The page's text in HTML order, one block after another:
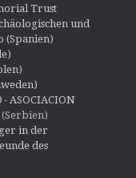
Trust
und
(Spanien)
- ASOCIACION
(Serbien)
in der
des